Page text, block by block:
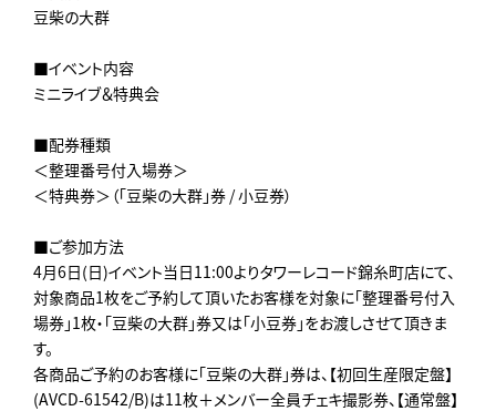
豆柴の大群
■イベント内容
ミニライブ＆特典会
■配券種類
＜整理番号付入場券＞
＜特典券＞（「豆柴の大群」券 / 小豆券）
■ご参加方法
4月6日(日)イベント当日11:00よりタワーレコード錦糸町店にて、
対象商品1枚をご予約して頂いたお客様を対象に「整理番号付入
場券」1枚・「豆柴の大群」券又は「小豆券」をお渡しさせて頂きま
す。
各商品ご予約のお客様に「豆柴の大群」券は、【初回生産限定盤】
(AVCD-61542/B)は11枚＋メンバー全員チェキ撮影券、【通常盤】